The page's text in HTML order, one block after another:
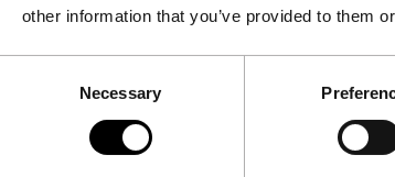
other information that you’ve provided to them
Necessary
Taiwan,Thailand
2008
IFFR 2009